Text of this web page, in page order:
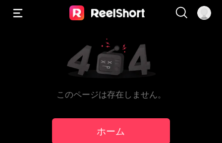
このページは存在しません。
ホーム